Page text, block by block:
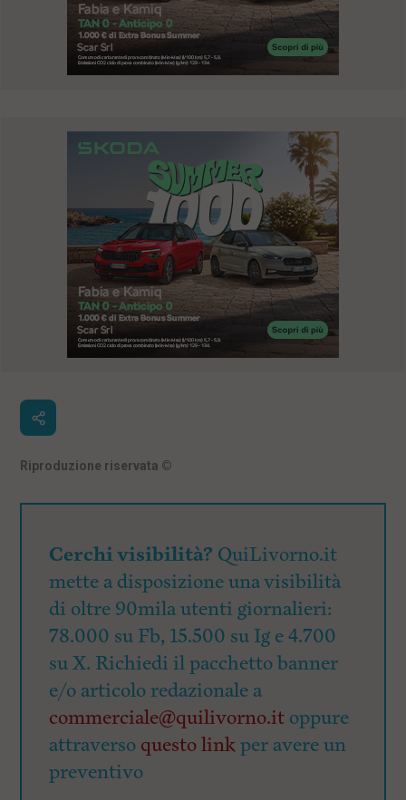
Riproduzione riservata ©
Cerchi visibilità? QuiLivorno.it
mette a disposizione una visibilità
di oltre 90mila utenti giornalieri:
78.000 su Fb, 15.500 su Ig e 4.700
su X. Richiedi il pacchetto banner
e/o articolo redazionale a
commerciale@quilivorno.it oppure
attraverso questo linkper avere un
preventivo